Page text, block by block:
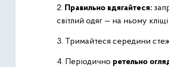
2. Правильно вдягайтеся:
світлий одяг — на ньому кліщі
3. Тримайтеся середини
4. Періодично ретельно